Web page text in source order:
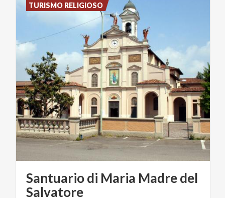
Santuario di Maria Madre del
Salvatore
TURISMO RELIGIOSO